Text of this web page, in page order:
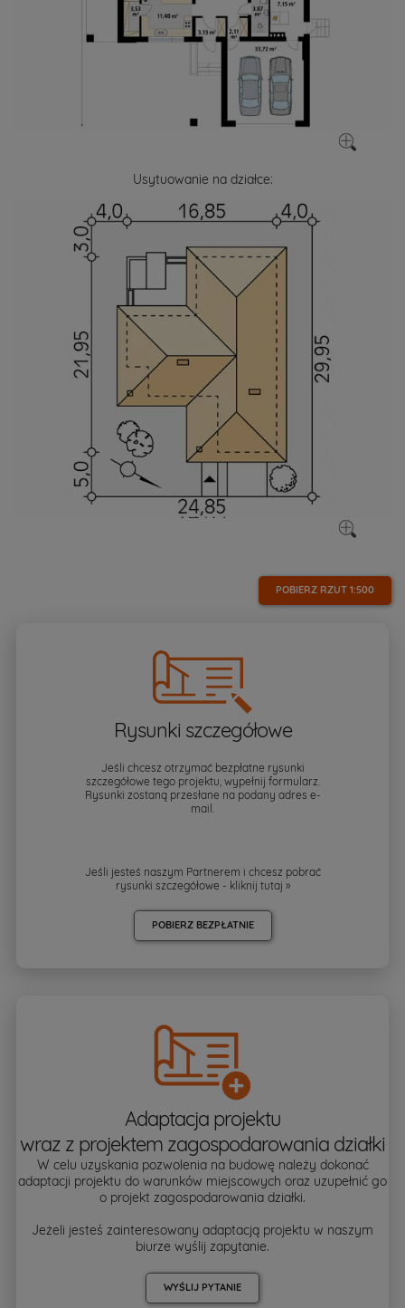
Usytuowanie na działce:
POBIERZ RZUT 1:500
Rysunki szczegółowe
Jeśli chcesz otrzymać bezpłatne rysunki
szczegółowe tego projektu, wypełnij formularz.
Rysunki zostaną przesłane na podany adres e-
mail.
Jeśli jesteś naszym Partnerem i chcesz pobrać
rysunki szczegółowe - kliknij tutaj »
POBIERZ BEZPŁATNIE
Adaptacja projektu
wraz z projektem zagospodarowania działki
W celu uzyskania pozwolenia na budowę należy dokonać
adaptacji projektu do warunków miejscowych oraz uzupełnić go
o projekt zagospodarowania działki.
Jeżeli jesteś zainteresowany adaptacją projektu w naszym
biurze wyślij zapytanie.
WYŚLIJ PYTANIE